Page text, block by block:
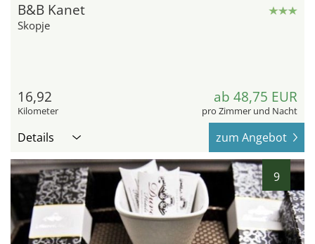
B&B Kanet
Skopje
16,92
Kilometer
ab 48,75 EUR
pro Zimmer und Nacht
Details zum Angebot
9